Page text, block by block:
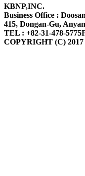
KBNP,INC.
Business Office :
415, Dongan-Gu,
TEL : +82-31-478-5775
COPYRIGHT (C)